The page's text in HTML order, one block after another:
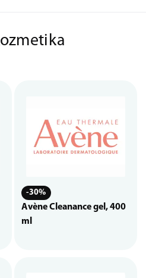
-30%
Avène Cleanance gel, 400
ml